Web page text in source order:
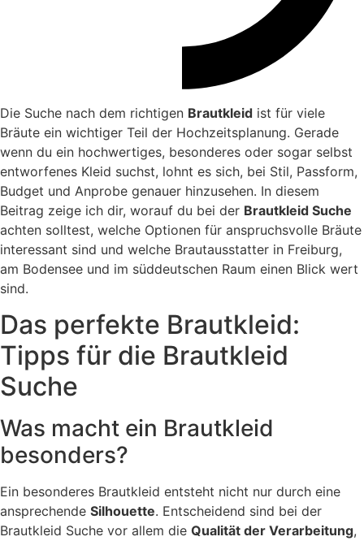
Die Suche nach dem richtigen Brautkleid ist für viele
Bräute ein wichtiger Teil der Hochzeitsplanung. Gerade
wenn du ein hochwertiges, besonderes oder sogar selbst
entworfenes Kleid suchst, lohnt es sich, bei Stil, Passform,
Budget und Anprobe genauer hinzusehen. In diesem
Beitrag zeige ich dir, worauf du bei der Brautkleid Suche
achten solltest, welche Optionen für anspruchsvolle Bräute
interessant sind und welche Brautausstatter in Freiburg,
am Bodensee und im süddeutschen Raum einen Blick wert
sind.
Das perfekte Brautkleid:
Tipps für die Brautkleid
Suche
Was macht ein Brautkleid
besonders?
Ein besonderes Brautkleid entsteht nicht nur durch eine
ansprechende Silhouette. Entscheidend sind bei der
Brautkleid Suche vor allem die Qualität der Verarbeitung,